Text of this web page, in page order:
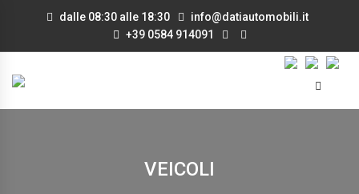
dalle 08:30 alle 18:30
info@datiautomobili.it
+39 0584 914091
VEICOLI